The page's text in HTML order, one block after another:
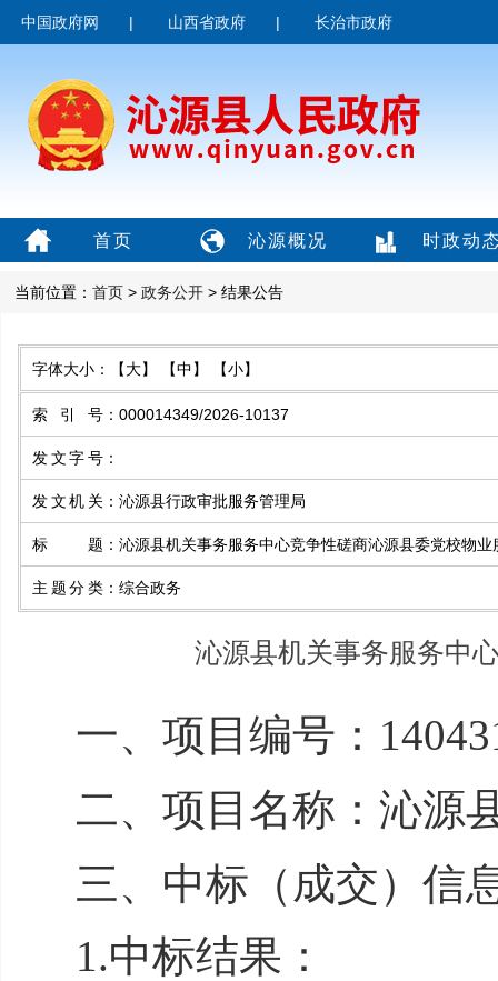
中国政府网 | 山西省政府 | 长治市政府
首页 沁源概况 时政动
当前位置： 首页 > 政务公开 > 结果公告
字体大小： 【大】 【中】 【小】
索引号 ： 000014349/2026-10137
发文字号 ：
发文机关 ： 沁源县行政审批服务管理局
标题 ： 沁源县机关事务服务中心竞争性磋商沁源县委党校物业
主题分类 ： 综合政务
沁源县机关事务服务中
一、项目编号：
二、项目名称： 沁源
三、中标（成交）信
1.中标结果：